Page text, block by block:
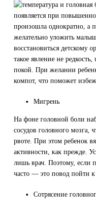
появляется при
произошла однократно, а
желательно уложить
восстановиться детскому
такое явление не
покой. При желании
компот, что поможет
Мигрень
На фоне головной боли
сосудов головного мозга,
рвоте. При этом ребенок
активности, как прежде.
лишь врач. Поэтому, если
часто — это повод пойти к
Сотрясение